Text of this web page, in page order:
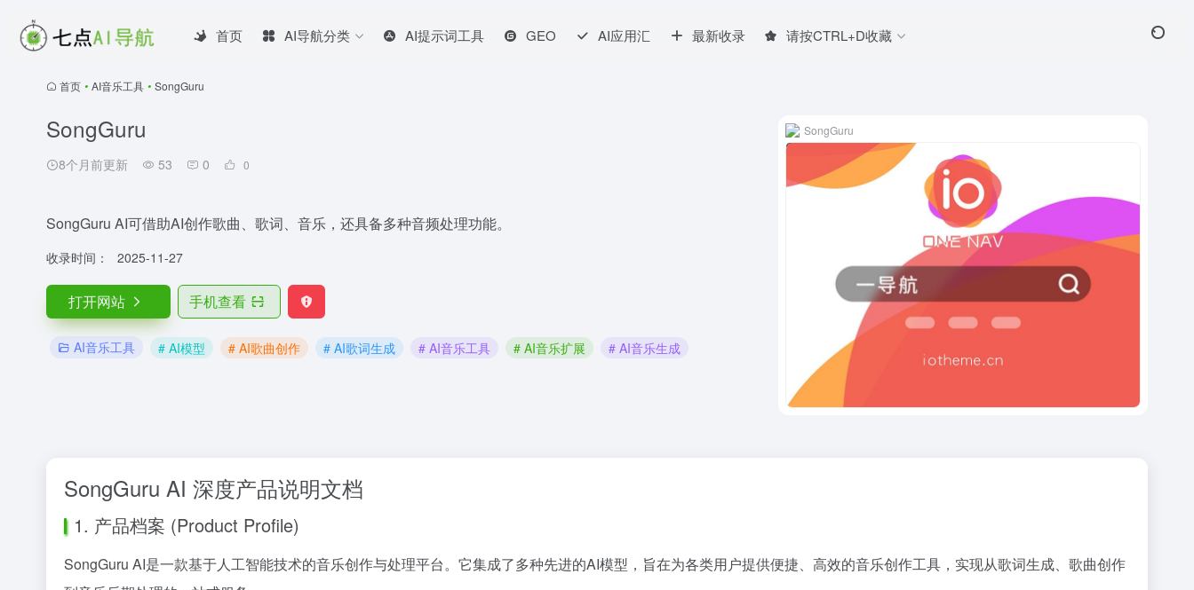
首页 AI导航分类 AI提示词工具 GEO AI应用汇 最新收录 请按CTRL+D收藏
首页 • AI音乐工具 • SongGuru
SongGuru
8个月前更新 53 0 0
SongGuru AI可借助AI创作歌曲、歌词、音乐，还具备多种音频处理功能。
收录时间： 2025-11-27
打开网站 手机查看
AI音乐工具 # AI模型 # AI歌曲创作 # AI歌词生成 # AI音乐工具 # AI音乐扩展 # AI音乐生成
SongGuru
SongGuru AI 深度产品说明文档
1. 产品档案 (Product Profile)
SongGuru AI是一款基于人工智能技术的音乐创作与处理平台。它集成了多种先进的AI模型，旨在为各类用户提供便捷、高效的音乐创作工具，实现从歌词生成、歌曲创作